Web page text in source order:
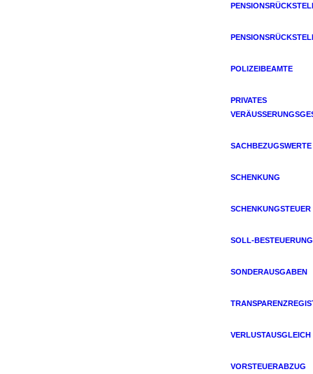
POLIZEIBEAMTE
PRIVATES
SACHBEZUGSWERTE
SCHENKUNG
SCHENKUNGSTEUER
SOLL-BESTEUERUNG
SONDERAUSGABEN
VERLUSTAUSGLEICH
VORSTEUERABZUG